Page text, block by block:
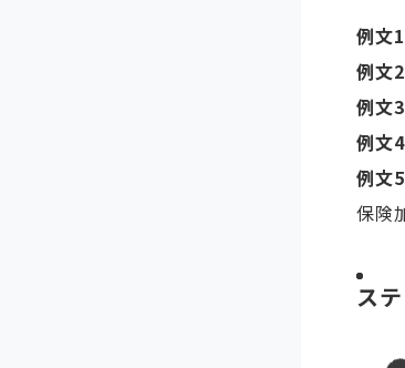
例文
例文
例文
例文
例文
保険
ス